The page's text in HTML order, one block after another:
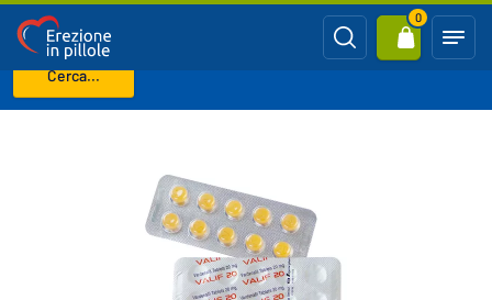
Cerca...
0
Benvenuto LEVITRA generico (Vardenafil)